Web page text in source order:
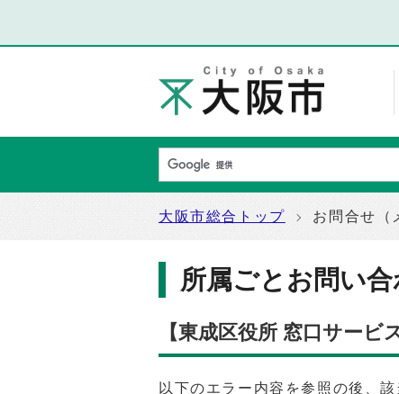
大阪市総合トップ お問合せ（
所属ごとお問い合
【東成区役所 窓口サービ
以下のエラー内容を参照の後、